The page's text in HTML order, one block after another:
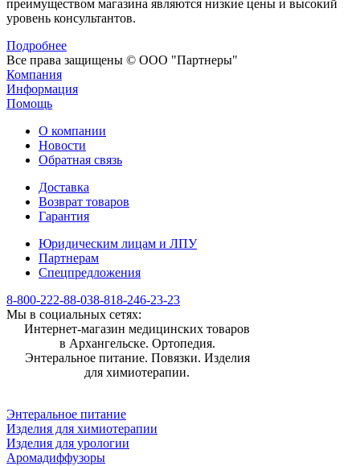
преимуществом магазина являются низкие цены и высокий
уровень консультантов.
Подробнее
Все права защищены © ООО "Партнеры"
Компания
Информация
Помощь
О компании
Новости
Обратная связь
Доставка
Возврат товаров
Гарантия
Юридическим лицам и ЛПУ
Партнерам
Спецпредложения
8-800-222-88-038-818-246-23-23
Мы в социальных сетях:
Интернет-магазин медицинских товаров
в Архангельске. Ортопедия.
Энтеральное питание. Повязки. Изделия
для химиотерапии.
Энтеральное питание
Изделия для химиотерапии
Изделия для урологии
Аромадиффузоры